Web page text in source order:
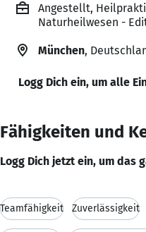
Angestellt,
Naturheilwesen -
München,
Logg Dich ein, um alle
Fähigkeiten und
Logg Dich jetzt ein, um das
Teamfähigkeit Zuverlässigkeit